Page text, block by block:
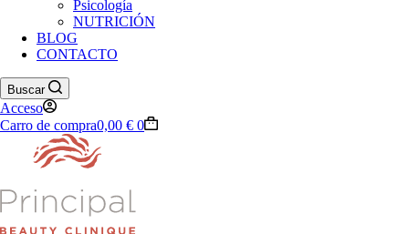
928 76 33 29
Carrito de compra
Tu carrito está vacío.
Volver a la tienda
Nombre de usuario o correo electrónico
Psicología
NUTRICIÓN
BLOG
CONTACTO
Buscar
Acceso
Carro de compra0,00 € 0